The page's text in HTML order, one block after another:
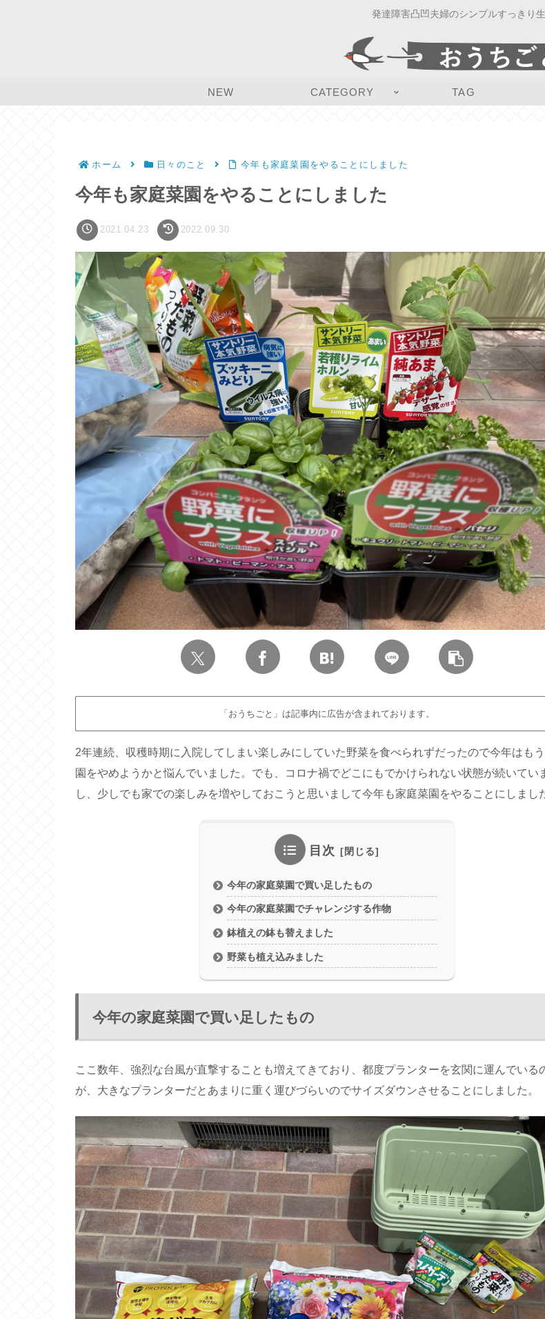
発達障害凸凹夫婦のシンプルすっきり
NEW CATEGORY TAG
ホーム 日々のこと 今年も家庭菜園をやることにしました
今年も家庭菜園をやることにしました
2021.04.23 2022.09.30
「おうちごと」は記事内に広告が含まれております。
2年連続、収穫時期に入院してしまい楽しみにしていた野菜を食べられずだったので今年はも
園をやめようかと悩んでいました。でも、コロナ禍でどこにもでかけられない状態が続いてい
し、少しでも家での楽しみを増やしておこうと思いまして今年も家庭菜園をやることにしまし
目次
今年の家庭菜園で買い足したもの
今年の家庭菜園でチャレンジする作物
鉢植えの鉢も替えました
野菜も植え込みました
今年の家庭菜園で買い足したもの
ここ数年、強烈な台風が直撃することも増えてきており、都度プランターを玄関に運んでいる
が、大きなプランターだとあまりに重く運びづらいのでサイズダウンさせることにしました。